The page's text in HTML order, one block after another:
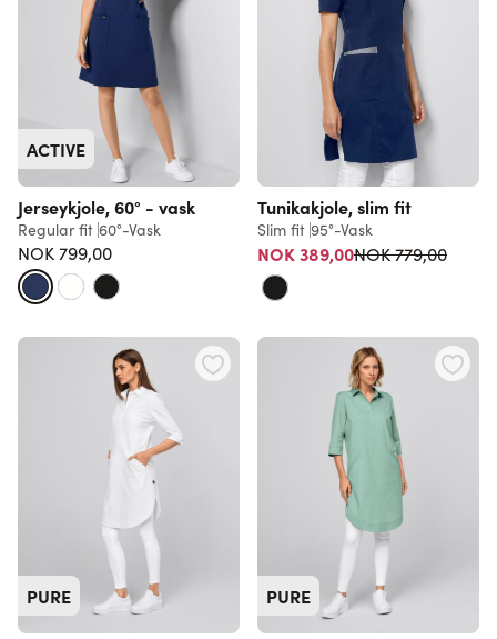
ACTIVE
Jerseykjole, 60° - vask
Regular fit 60°-Vask
NOK 799,00
Tunikakjole, slim fit
Slim fit 95°-Vask
NOK 389,00Vanlig pris
NOK 779,00
PURE PURE